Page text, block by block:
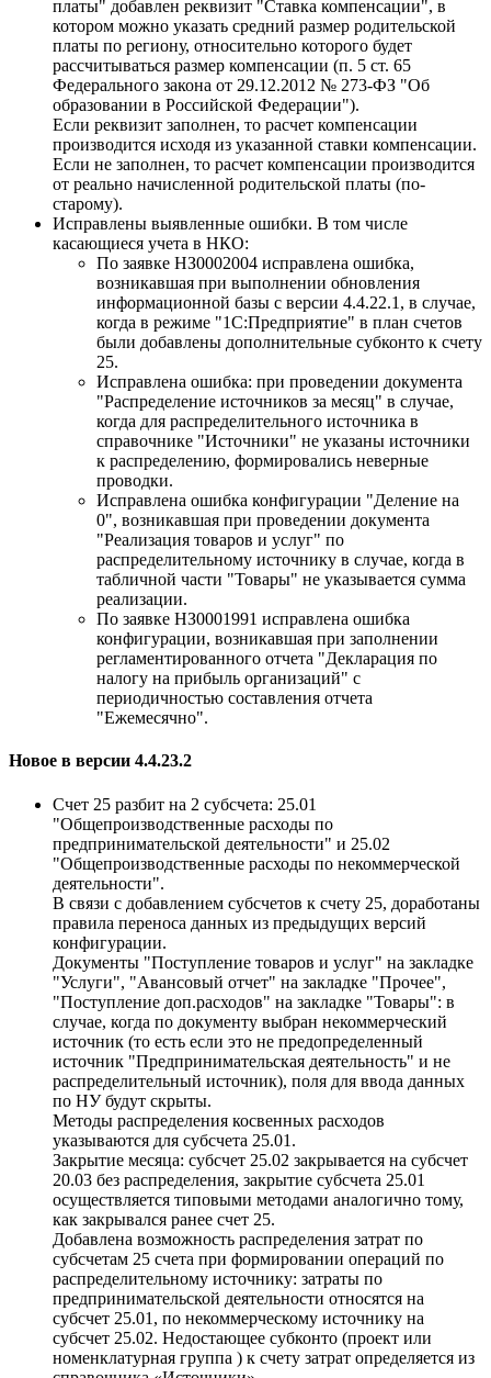
платы" добавлен реквизит "Ставка компенсации", в
котором можно указать средний размер родительской
платы по региону, относительно которого будет
рассчитываться размер компенсации (п. 5 ст. 65
Федерального закона от 29.12.2012 № 273-ФЗ "Об
образовании в Российской Федерации").
Если реквизит заполнен, то расчет компенсации
производится исходя из указанной ставки компенсации.
Если не заполнен, то расчет компенсации производится
от реально начисленной родительской платы (по-
старому).
Исправлены выявленные ошибки. В том числе
касающиеся учета в НКО:
По заявке НЗ0002004 исправлена ошибка,
возникавшая при выполнении обновления
информационной базы с версии 4.4.22.1, в случае,
когда в режиме "1С:Предприятие" в план счетов
были добавлены дополнительные субконто к счету
25.
Исправлена ошибка: при проведении документа
"Распределение источников за месяц" в случае,
когда для распределительного источника в
справочнике "Источники" не указаны источники
к распределению, формировались неверные
проводки.
Исправлена ошибка конфигурации "Деление на
0", возникавшая при проведении документа
"Реализация товаров и услуг" по
распределительному источнику в случае, когда в
табличной части "Товары" не указывается сумма
реализации.
По заявке НЗ0001991 исправлена ошибка
конфигурации, возникавшая при заполнении
регламентированного отчета "Декларация по
налогу на прибыль организаций" с
периодичностью составления отчета
"Ежемесячно".
Новое в версии 4.4.23.2
Счет 25 разбит на 2 субсчета: 25.01
"Общепроизводственные расходы по
предпринимательской деятельности" и 25.02
"Общепроизводственные расходы по некоммерческой
деятельности".
В связи с добавлением субсчетов к счету 25, доработаны
правила переноса данных из предыдущих версий
конфигурации.
Документы "Поступление товаров и услуг" на закладке
"Услуги", "Авансовый отчет" на закладке "Прочее",
"Поступление доп.расходов" на закладке "Товары": в
случае, когда по документу выбран некоммерческий
источник (то есть если это не предопределенный
источник "Предпринимательская деятельность" и не
распределительный источник), поля для ввода данных
по НУ будут скрыты.
Методы распределения косвенных расходов
указываются для субсчета 25.01.
Закрытие месяца: субсчет 25.02 закрывается на субсчет
20.03 без распределения, закрытие субсчета 25.01
осуществляется типовыми методами аналогично тому,
как закрывался ранее счет 25.
Добавлена возможность распределения затрат по
субсчетам 25 счета при формировании операций по
распределительному источнику: затраты по
предпринимательской деятельности относятся на
субсчет 25.01, по некоммерческому источнику на
субсчет 25.02. Недостающее субконто (проект или
номенклатурная группа ) к счету затрат определяется из